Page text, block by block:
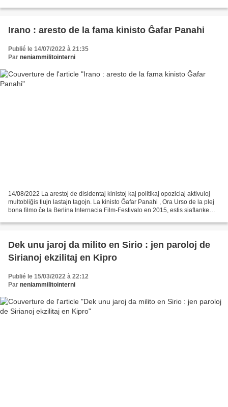
Irano : aresto de la fama kinisto Ĝafar Panahi
Publié le 14/07/2022 à 21:35
Par neniammilitointerni
14/08/2022 La arestoj de disidentaj kinistoj kaj politikaj opoziciaj aktivuloj
multobliĝis tiujn lastajn tagojn. La kinisto Ĝafar Panahi , Ora Urso de la plej
bona filmo ĉe la Berlina Internacia Film-Festivalo en 2015, estis siaflanke
Dek unu jaroj da milito en Sirio : jen paroloj de
Sirianoj ekzilitaj en Kipro
Publié le 15/03/2022 à 22:12
Par neniammilitointerni